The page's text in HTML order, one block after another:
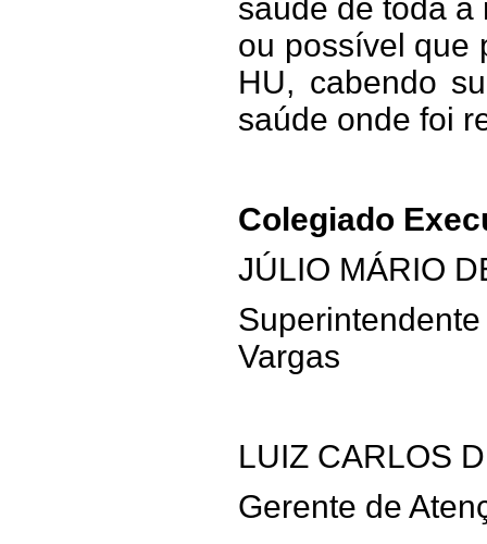
saúde de toda a
ou possível que
HU, cabendo
saúde onde foi
Colegiado
JÚLIO MÁRIO
Vargas
LUIZ CARLOS
Gerente de